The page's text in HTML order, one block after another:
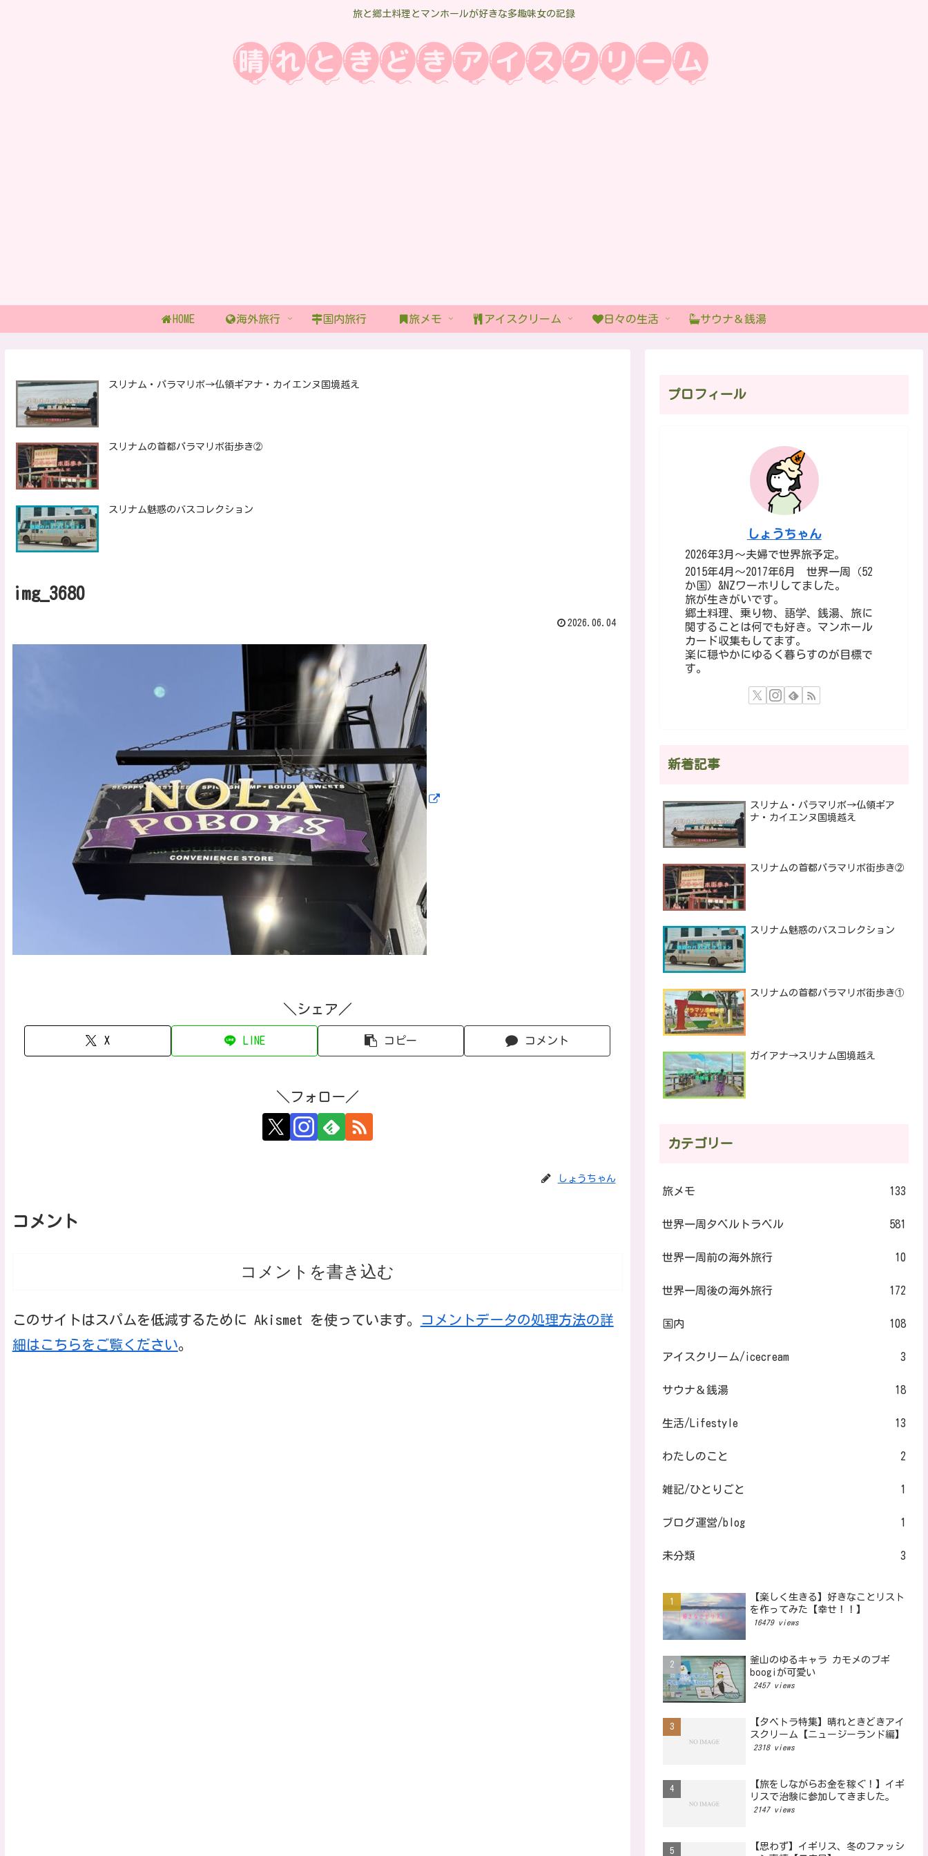
旅と郷土料理とマンホールが好きな多趣味女の記録
HOME 海外旅行 国内旅行 旅メモ アイスクリーム 日々の生活 サウナ＆銭湯
スリナム・パラマリボ→仏領ギアナ・カイエンヌ国境越え
スリナムの首都パラマリボ街歩き②
スリナム魅惑のバスコレクション
img_3680
2026.06.04
＼シェア／
X LINE コピー コメント
＼フォロー／
しょうちゃん
コメント
コメントを書き込む
このサイトはスパムを低減するために Akismet を使っています。
コメントデータの処理方法の詳
細はこちらをご覧ください。
プロフィール
しょうちゃん
2026年3月～夫婦で世界旅予定。
2015年4月～2017年6月 世界一周（52
か国）&NZワーホリしてました。
旅が生きがいです。
郷土料理、乗り物、語学、銭湯、旅に
関することは何でも好き。マンホール
カード収集もしてます。
楽に穏やかにゆるく暮らすのが目標で
す。
新着記事
スリナム・パラマリボ→仏領ギア
ナ・カイエンヌ国境越え
スリナムの首都パラマリボ街歩き②
スリナム魅惑のバスコレクション
スリナムの首都パラマリボ街歩き①
ガイアナ→スリナム国境越え
カテゴリー
旅メモ 133
世界一周タベルトラベル 581
世界一周前の海外旅行 10
世界一周後の海外旅行 172
国内 108
アイスクリーム/icecream 3
サウナ＆銭湯 18
生活/Lifestyle 13
わたしのこと 2
雑記/ひとりごと 1
ブログ運営/blog 1
未分類 3
【楽しく生きる】好きなことリスト
を作ってみた【幸せ！！】
16479 views
釜山のゆるキャラ カモメのブギ
boogiが可愛い
2457 views
【タベトラ特集】晴れときどきアイ
スクリーム【ニュージーランド編】
2318 views
【旅をしながらお金を稼ぐ！】イギ
リスで治験に参加してきました。
2147 views
【思わず】イギリス、冬のファッシ